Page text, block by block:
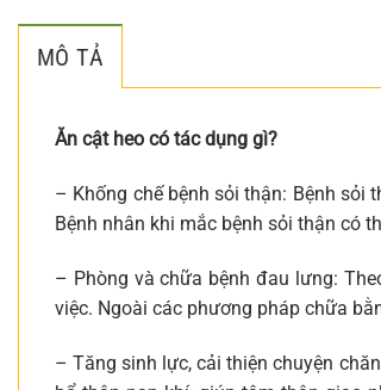
MÔ TẢ
Ăn cật heo có tác dụng gì?
– Khống chế bệnh sỏi thận: Bệnh sỏi
Bệnh nhân khi mắc bệnh sỏi thận có
– Phòng và chữa bệnh đau lưng:
việc. Ngoài các phương pháp chữa
– Tăng sinh lực, cải thiện chuyện